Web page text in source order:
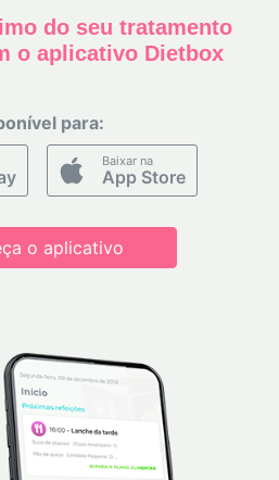
do seu tratamento
o aplicativo Dietbox
para:
Baixar na
App Store
o aplicativo